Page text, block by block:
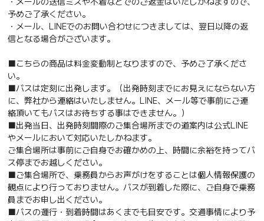
予めご了承ください。
・メール、LINEでのお問い合わせにつきましては、翌日以降の返
信となる場合がございます。
■こちらの商品は料金変動制となりますので、予めご了承くださ
い。
■バスは定刻に出発します。（出発時刻までにお見えにならない方
に、弊社から連絡はいたしません。LINE、メール等で事前にご連
絡頂いてもバスはお待ちする事はできません。）
■出発当日、出発時刻間際のご集合場所までの道案内は公式LINE
やメールにおいて対応いたしかねます。
ご集合場所は事前にご自身でお確かめの上、時間に余裕を持ってバ
ス停までお越しください。
■ご集合場所で、乗務員からお声がけをすることは個人情報保護の
観点により行っておりません。バスが到着した際に、ご自身で乗務
員までお申し出ください。
■バスの運行・到着時間はあくまでも目安です。交通事情により予